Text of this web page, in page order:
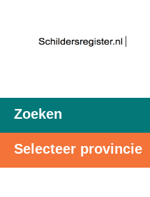
Zoeken
Selecteer provincie